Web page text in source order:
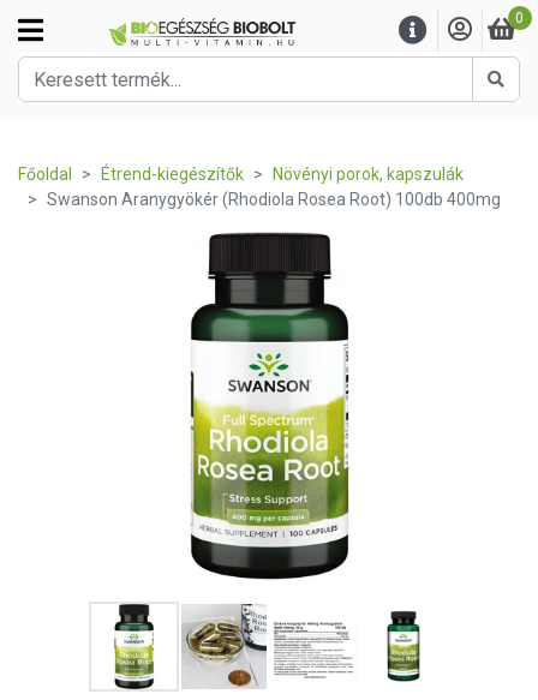
0
Főoldal Étrend-kiegészítők
Növényi porok, kapszulák
Swanson Aranygyökér (Rhodiola Rosea Root) 100db 400mg